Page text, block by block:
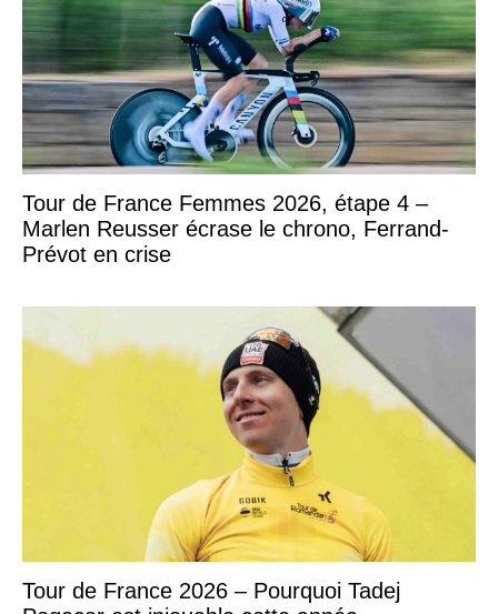
Tour de France Femmes 2026, étape 4 –
Marlen Reusser écrase le chrono, Ferrand-
Prévot en crise
Tour de France 2026 – Pourquoi Tadej